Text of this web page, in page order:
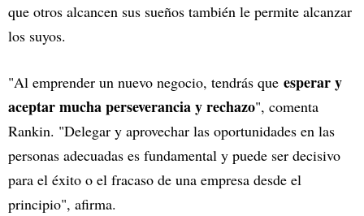
que otros alcancen sus sueños también le permite alcanzar
los suyos.
"Al emprender un nuevo negocio, tendrás que esperar y
aceptar mucha perseverancia y rechazo", comenta
Rankin. "Delegar y aprovechar las oportunidades en las
personas adecuadas es fundamental y puede ser decisivo
para el éxito o el fracaso de una empresa desde el
principio", afirma.